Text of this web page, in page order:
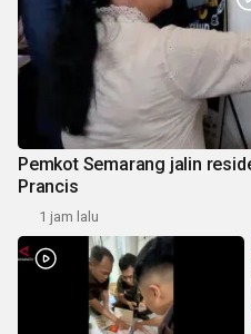
Pemkot Semarang jalin
Prancis
1 jam lalu